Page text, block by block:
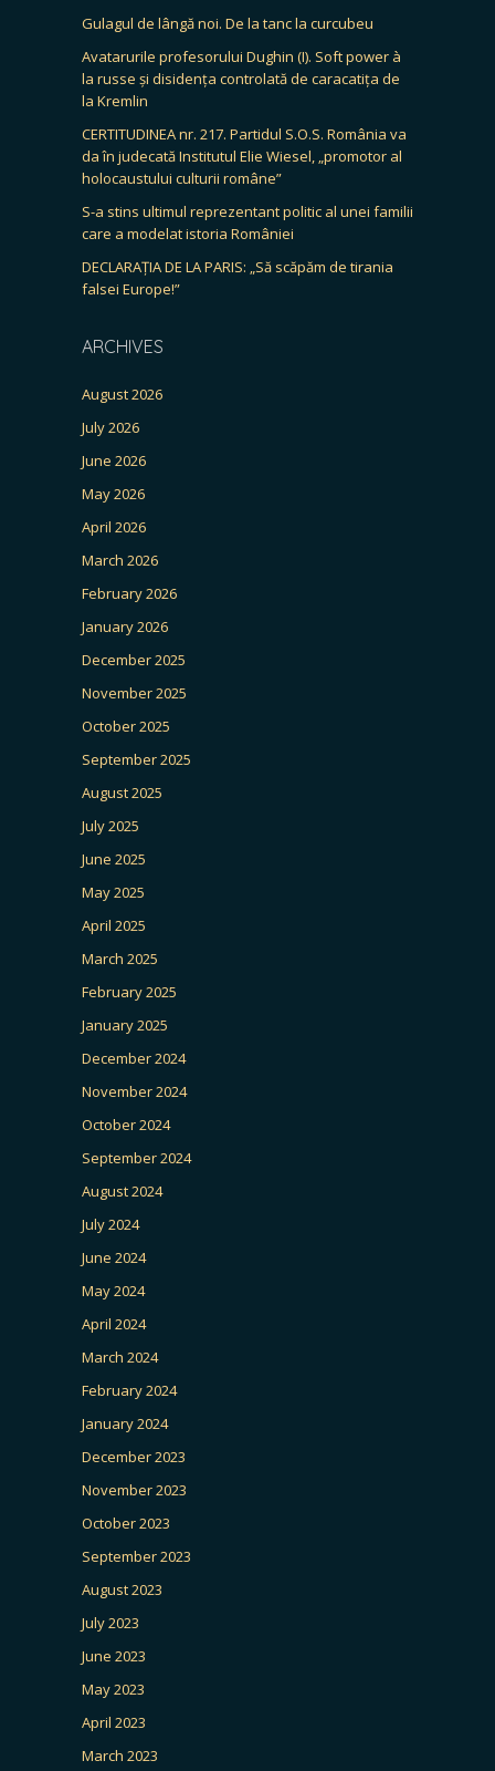
Gulagul de lângă noi. De la tanc la curcubeu
Avatarurile profesorului Dughin (I). Soft power à
la russe și disidența controlată de caracatița de
la Kremlin
CERTITUDINEA nr. 217. Partidul S.O.S. România va
da în judecată Institutul Elie Wiesel, „promotor al
holocaustului culturii române”
S-a stins ultimul reprezentant politic al unei familii
care a modelat istoria României
DECLARAȚIA DE LA PARIS: „Să scăpăm de tirania
falsei Europe!”
ARCHIVES
August 2026
July 2026
June 2026
May 2026
April 2026
March 2026
February 2026
January 2026
December 2025
November 2025
October 2025
September 2025
August 2025
July 2025
June 2025
May 2025
April 2025
March 2025
February 2025
January 2025
December 2024
November 2024
October 2024
September 2024
August 2024
July 2024
June 2024
May 2024
April 2024
March 2024
February 2024
January 2024
December 2023
November 2023
October 2023
September 2023
August 2023
July 2023
June 2023
May 2023
April 2023
March 2023